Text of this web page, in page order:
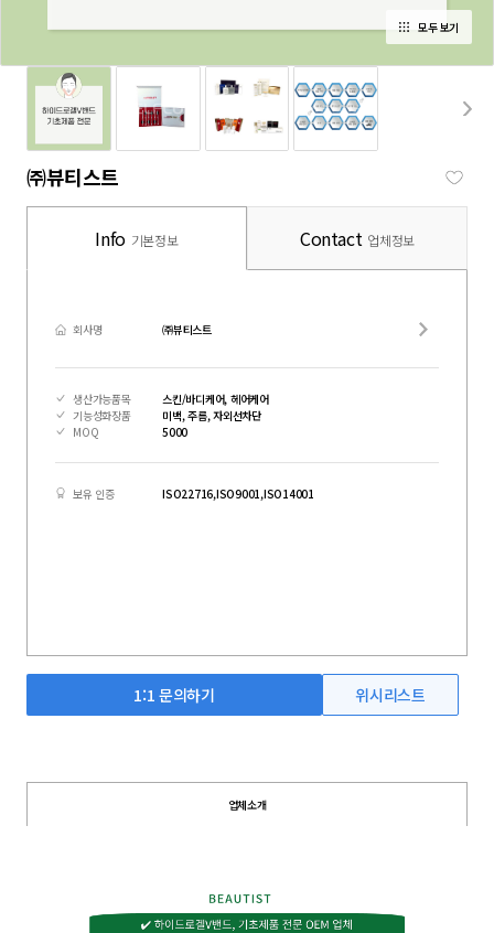
모두 보기
㈜뷰티스트
Info 기본정보 Contact 업체정보
회사명 ㈜뷰티스트
생산가능품목
스킨/바디케어, 헤어케어
기능성화장품
미백, 주름, 자외선차단
MOQ
5000
보유 인증 ISO22716,ISO9001,ISO14001
1:1 문의하기 위시리스트
업체소개